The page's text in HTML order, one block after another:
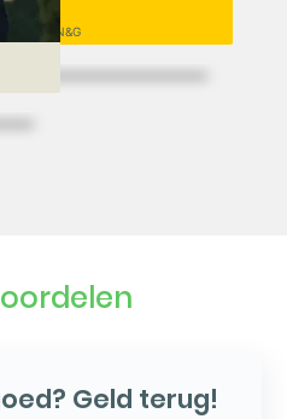
6, N&T/N&G
Geld terug!